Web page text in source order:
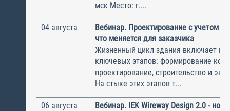
мск Место: г....
04 августа
Вебинар. Проектирование с учетом
что меняется для заказчика
Жизненный цикл здания включает
ключевых этапов: формирование
проектирование, строительство и
На стыке этих этапов т...
06 августа
Вебинар. IEK Wireway Design 2.0 -